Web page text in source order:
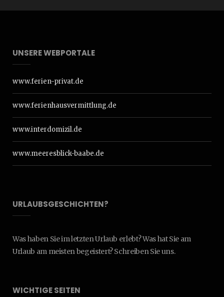
UNSERE WEBPORTALE
www.ferien-privat.de
www.ferienhausvermittlung.de
www.interdomizil.de
www.meeresblick-baabe.de
URLAUBSGESCHICHTEN?
Was haben Sie im letzten Urlaub erlebt? Was hat Sie am
Urlaub am meisten begeistert? Schreiben Sie uns.
WICHTIGE SEITEN